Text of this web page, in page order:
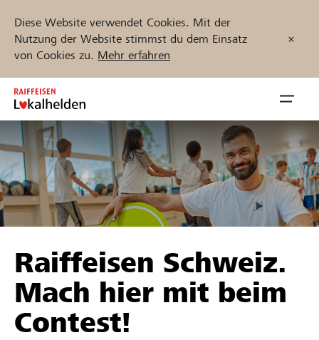
Diese Website verwendet Cookies. Mit der
Nutzung der Website stimmst du dem Einsatz
von Cookies zu. Mehr erfahren
Zum
Inhalt
springen
öffnen
Unterstützen
Hilfe & Support
Projekte und Organisationen finden
Jetzt starten
Raiffeisen Schweiz.
Mach hier mit beim
Contest!